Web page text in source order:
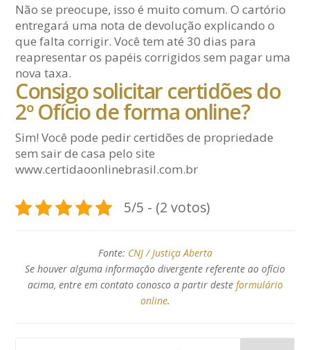
Não se preocupe, isso é muito comum. O cartório
entregará uma nota de devolução explicando o
que falta corrigir. Você tem até 30 dias para
reapresentar os papéis corrigidos sem pagar uma
nova taxa.
Consigo solicitar certidões do
2º Ofício de forma online?
Sim! Você pode pedir certidões de propriedade
sem sair de casa pelo site
www.certidaoonlinebrasil.com.br
5/5 - (2 votos)
Fonte: CNJ / Justiça Aberta
Se houver alguma informação divergente referente ao ofício
acima, entre em contato conosco a partir deste formulário
online.